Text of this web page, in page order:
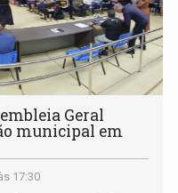
Geral
municipal em
17:30